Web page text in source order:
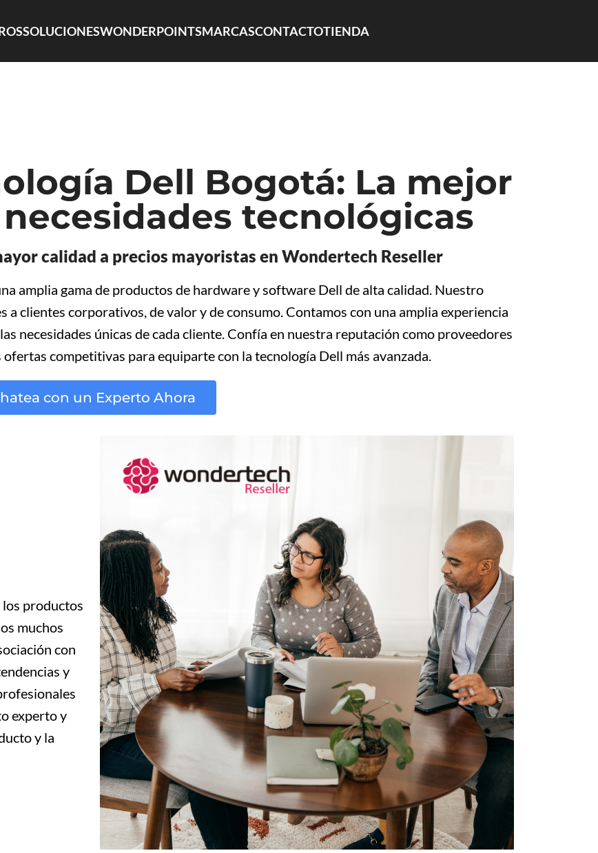
SOLUCIONESWONDERPOINTSMARCASCONTACTOTIENDA
Dell Bogotá: La mejor
tecnológicas
calidad a precios mayoristas en Wondertech Reseller
amplia gama de productos de hardware y software Dell de alta calidad. Nuestro
clientes corporativos, de valor y de consumo. Contamos con una amplia experiencia
necesidades únicas de cada cliente. Confía en nuestra reputación como proveedores
competitivas para equiparte con la tecnología Dell más avanzada.
con un Experto Ahora
los productos
muchos
con
y
experto y
y la